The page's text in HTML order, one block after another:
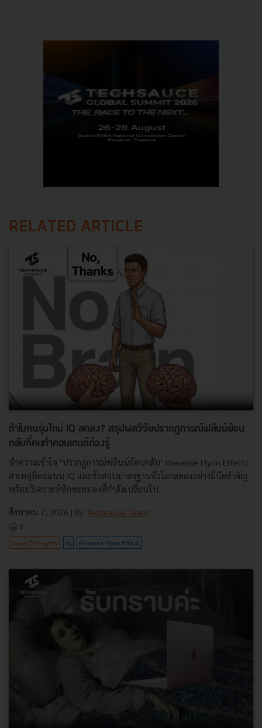
RELATED ARTICLE
ทำไมคนรุ่นใหม่ IQ ลดลง? สรุปผลวิจัยปรากฏการณ์ฟลินน์ย้อน
กลับที่คนทำคอนเทนต์ต้องรู้
ทำความเข้าใจ "ปรากฏการณ์ฟลินน์ย้อนกลับ" (Reverse Flynn Effect)
สาเหตุที่คะแนน IQ และข้อสอบมาตรฐานทั่วโลกลดลงอย่างมีนัยสำคัญ
พร้อมวิเคราะห์ทักษะสมองที่กำลังเปลี่ยนไป...
สิงหาคม 7, 2026 | By Techsauce Team
0
Saucy Thoughts iq Reverse Flynn Effect